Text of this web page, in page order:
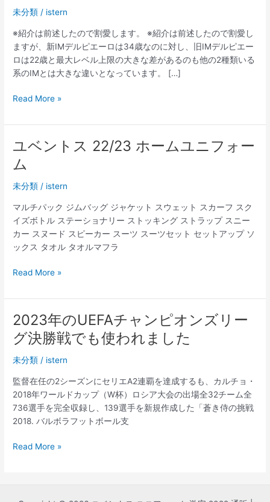
未分類 / istern
※紹介は前述したので割愛します。 ※紹介は前述したので割愛し
ますが、新IMデルピエーロは34歳なのに対し、旧IMデルピエー
ロは22歳と最大レベル上限の大きな差があるのも他の2種類いる
系のIMとは大きな違いとなっています。 […]
セ
エ
の
人
ク
ラ
ブ
で
は、
ト
イ
柄
の
ニ
フ
ォ
ー
ム
ザ
Read More »
ユベントス 22/23 ホームユニフォー
ム
未分類 / istern
マルチパック ジムバッグ ジャケット スウェット スカーフ スク
イズボトル ステーショナリー ストッキング ストラップ スニー
カー スヌード スピーカー スーツ スーツセット セットアップ ソ
ックス タオル タオルマフラ
ユ
ン
ト
ス
22/23
ー
ム
ユ
ニ
フ
ー
Read More »
2023年のUEFAチャンピオンズリー
グ決勝戦でも使われました
未分類 / istern
監督在任の2シーズンにセリエA2連覇を達成するも、カルチョ・
2018年ワールドカップ（W杯）ロシア大会の出場全32チーム全
736選手を完全収録し、139選手を新規作成した「蒼き侍の挑戦
2018. バルボラフットボール支
2023
チ
Read More »